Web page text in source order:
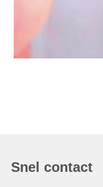
Snel contact